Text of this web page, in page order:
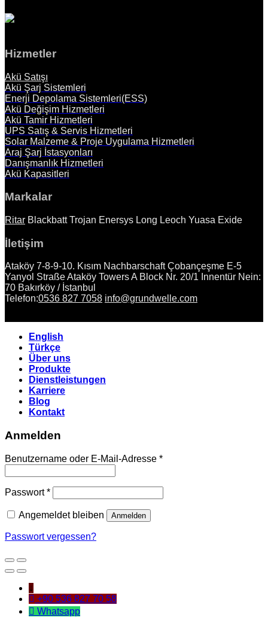
Hizmetler
Akü Satışı
Akü Şarj Sistemleri
Enerji Depolama Sistemleri(ESS)
Akü Değişim Hizmetleri
Akü Tamir Hizmetleri
UPS Satış & Servis Hizmetleri
Solar Malzeme & Proje Uygulama Hizmetleri
Araj Şarj İstasyonları
Danışmanlık Hizmetleri
Akü Kapasitleri
Markalar
Ritar Blackbatt Trojan Enersys Long Leoch Yuasa Exide
İletişim
Ataköy 7-8-9-10. Kısım Nachbarschaft Çobançeşme E-5
Yanyol Straße Ataköy Towers A Block Nr. 20/1 Innentür Nein:
70 Bakırköy / İstanbul
Telefon:0536 827 7058 info@grundwelle.com
English
Türkçe
Über uns
Produkte
Dienstleistungen
Karriere
Blog
Kontakt
Anmelden
Benutzername oder E-Mail-Adresse *
Passwort*
Angemeldet bleiben Anmelden
Passwort vergessen?
↓
+90 536 827 70 58
Whatsapp